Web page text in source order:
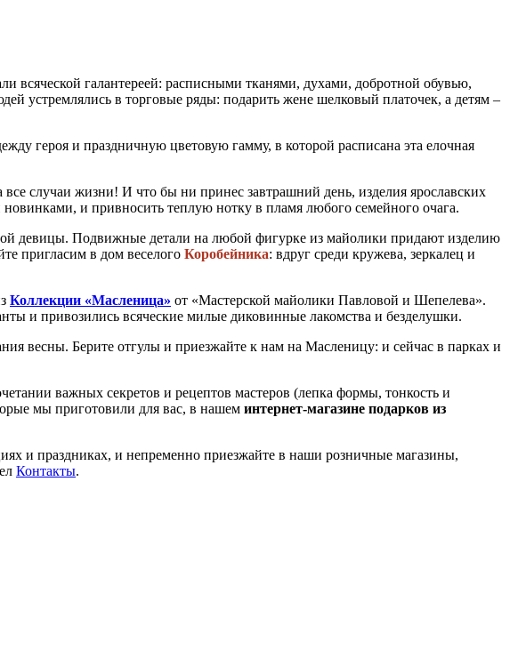
всяческой галантереей: расписными тканями, духами, добротной обувью,
устремлялись в торговые ряды: подарить жене шелковый платочек, а детям –
героя и праздничную цветовую гамму, в которой расписана эта елочная
все случаи жизни! И что бы ни принес завтрашний день, изделия ярославских
и привносить теплую нотку в пламя любого семейного очага.
девицы. Подвижные детали на любой фигурке из майолики придают изделию
пригласим в дом веселого Коробейника: вдруг среди кружева, зеркалец и
Коллекции «Масленица» от «Мастерской майолики Павловой и Шепелева».
и привозились всяческие милые диковинные лакомства и безделушки.
весны. Берите отгулы и приезжайте к нам на Масленицу: и сейчас в парках и
важных секретов и рецептов мастеров (лепка формы, тонкость и
мы приготовили для вас, в нашем интернет-магазине подарков из
и праздниках, и непременно приезжайте в наши розничные магазины,
Контакты.